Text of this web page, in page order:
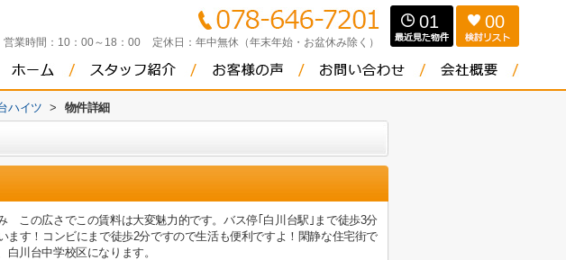
営業時間： 10：00～18：00 定休日： 年中無休（年末年始・お盆休み除く）
01 00
ハイツ > 物件詳細
の広さでこの賃料は大変魅力的です。バス停｢白川台駅｣まで徒歩3分
ます！コンビにまで徒歩2分ですので生活も便利ですよ！閑静な住宅街で
川台中学校区になります。